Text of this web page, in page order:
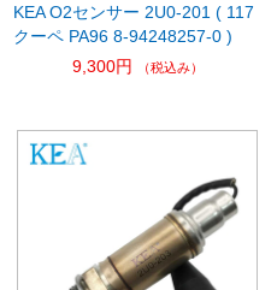
KEA O2センサー 2U0-201 ( 117
クーペ PA96 8-94248257-0 )
9,300円
（税込み）